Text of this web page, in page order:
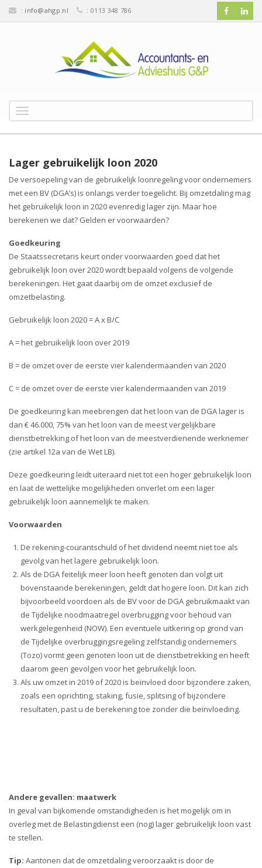
: info@ahgp.nl : 0113 348 786
o
g
n
a
v
i
t
o
n
Lager gebruikelijk loon 2020
De versoepeling van de gebruikelijk loonregeling voor ondernemers
met een BV (DGA’s) is onlangs verder toegelicht. Bij omzetdaling mag
het gebruikelijk loon in 2020 evenredig lager zijn. Maar hoe
berekenen we dat? Gelden er voorwaarden?
Goedkeuring
De Staatssecretaris keurt onder voorwaarden goed dat het
gebruikelijk loon over 2020 wordt bepaald volgens de volgende
berekeningen. Het gaat daarbij om de omzet exclusief de
omzetbelasting.
Gebruikelijk loon 2020 = A x B/C
A = het gebruikelijk loon over 2019
B = de omzet over de eerste vier kalendermaanden van 2020
C = de omzet over de eerste vier kalendermaanden van 2019
De goedkeuring kan meebrengen dat het loon van de DGA lager is
dan € 46.000, 75% van het loon van de meest vergelijkbare
dienstbetrekking of het loon van de meestverdienende werknemer
(zie artikel 12a van de Wet LB).
Deze goedkeuring leidt uiteraard niet tot een hoger gebruikelijk loon
en laat de wettelijke mogelijkheden onverlet om een lager
gebruikelijk loon aannemelijk te maken.
Voorwaarden
De rekening-courantschuld of het dividend neemt niet toe als
gevolg van het lagere gebruikelijk loon.
Als de DGA feitelijk meer loon heeft genoten dan volgt uit
bovenstaande berekeningen, geldt dat hogere loon. Dit kan zich
bijvoorbeeld voordoen als de BV voor de DGA gebruikmaakt van
de Tijdelijke noodmaatregel overbrugging voor behoud van
werkgelegenheid (NOW). Een eventuele uitkering op grond van
de Tijdelijke overbruggingsregeling zelfstandig ondernemers
(Tozo) vormt geen genoten loon uit de dienstbetrekking en heeft
daarom geen gevolgen voor het gebruikelijk loon.
Als uw omzet in 2019 of 2020 is beïnvloed door bijzondere zaken,
zoals een oprichting, staking, fusie, splitsing of bijzondere
resultaten, past u de berekening toe zonder die beïnvloeding.
Andere gevallen: maatwerk
In geval van bijkomende omstandigheden is het mogelijk om in
overleg met de Belastingdienst een (nog) lager gebruikelijk loon vast
te stellen.
Tip: Aantonen dat de omzetdaling veroorzaakt is door de